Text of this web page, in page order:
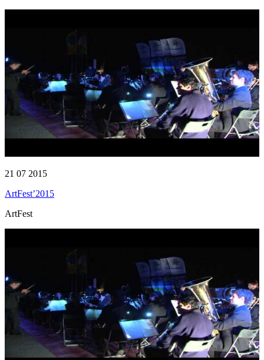
21 07 2015
ArtFest’2015
ArtFest